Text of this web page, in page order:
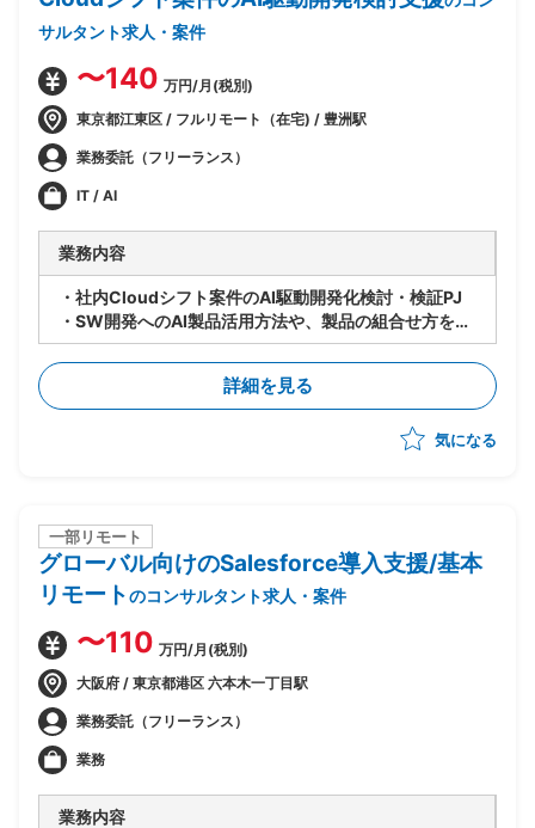
サルタント求人・案件
〜140 万円/月(税別)
東京都江東区 / フルリモート（在宅) / 豊洲駅
業務委託（フリーランス）
IT / AI
業務内容
・社内Cloudシフト案件のAI駆動開発化検討・検証PJ
・SW開発へのAI製品活用方法や、製品の組合せ方を検
討し、PJへのスキルトランスファーを推進
・9〜10月：ASTRAReq×GitLab Duoでの設計手順検
討・作成、概算見積もり根拠数値の収集の実施
・11〜1月：見積もり精度向上のための追加検証を実施
詳細を見る
気になる
一部リモート
グローバル向けのSalesforce導入支援/基本
リモートのコンサルタント求人・案件
〜110 万円/月(税別)
大阪府 / 東京都港区 六本木一丁目駅
業務委託（フリーランス）
業務
業務内容